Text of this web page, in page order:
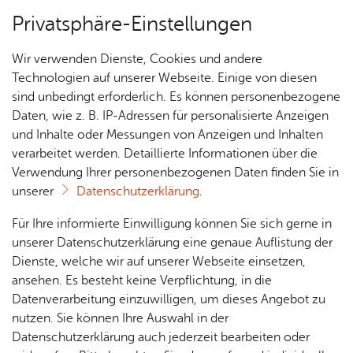
Über­sicht Bür­ger & Stadt
Rat­
haus &
Bür­
ger­
ser­vice
Rat­
häu­ser
Nach­
rich­
ten,
Vi­de­os
& Bil­
der
Me­di­
Jobs
Stel­
len­an­
ge­bo­te
Aus­bil­
dung &
Stu­di­
Bauen
& Um­
welt
Geo­
da­ten
Ge­
sund­
heit &
kum
Ver­an­stal­tungs­tipps
Ter­min spei­chern
Ver­an­stal­tung dru­cken
Vor­le­sen
Sams­tag, 17. Ok­to­ber 2026, 09:00 Uhr –
Uhr
Privatsphäre-Einstellungen
Wir verwenden Dienste, Cookies und andere
Technologien auf unserer Webseite. Einige von diesen
sind unbedingt erforderlich. Es können personenbezogene
Daten, wie z. B. IP-Adressen für personalisierte Anzeigen
und Inhalte oder Messungen von Anzeigen und Inhalten
verarbeitet werden. Detaillierte Informationen über die
Verwendung Ihrer personenbezogenen Daten finden Sie in
unserer
Datenschutzerklärung.
Für Ihre informierte Einwilligung können Sie sich gerne in
unserer Datenschutzerklärung eine genaue Auflistung der
Dienste, welche wir auf unserer Webseite einsetzen,
ansehen. Es besteht keine Verpflichtung, in die
Datenverarbeitung einzuwilligen, um dieses Angebot zu
nutzen. Sie können Ihre Auswahl in der
Datenschutzerklärung auch jederzeit bearbeiten oder